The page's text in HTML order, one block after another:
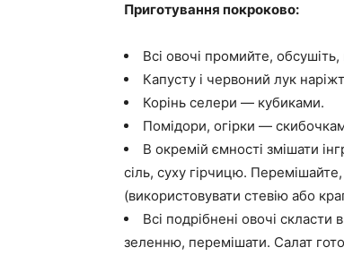
Приготування покроково:
Всі овочі промийте, обсушіть,
Капусту і червоний лук
Корінь селери — кубиками.
Помідори, огірки —
В окремій ємності змішати
сіль, суху гірчицю.
(використовувати стевію або
Всі подрібнені овочі
зеленню, перемішати. Салат